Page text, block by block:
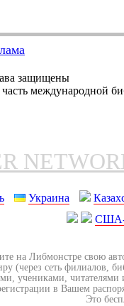
защищены
международной
Украина
США-
на Либмонстре свою
(через сеть филиалов,
учениками,
в Вашем
Это